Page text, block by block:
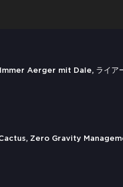
Aerger mit Dale, ライア
Zero Gravity